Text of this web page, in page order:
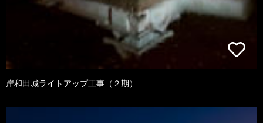
岸和田城ライトアップ工事（２期）